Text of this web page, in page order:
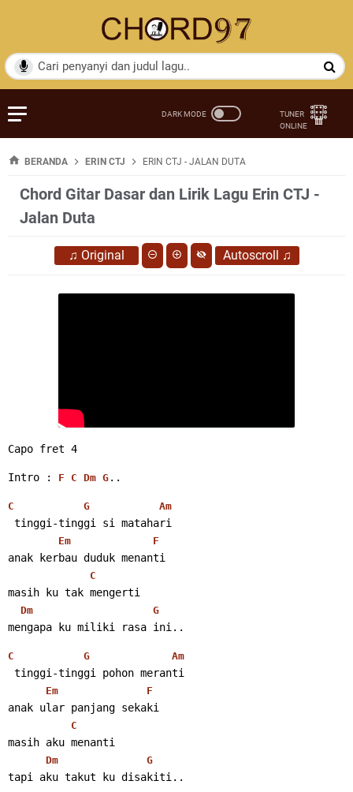
BERANDA ERIN CTJ ERIN CTJ - JALAN DUTA
Chord Gitar Dasar dan Lirik Lagu Erin CTJ -
Jalan Duta
♫ Original Autoscroll ♫
Capo fret 4
Intro : F C Dm G ..
C G Am
tinggi-tinggi si matahari
Em F
anak kerbau duduk menanti
C
masih ku tak mengerti
Dm G
mengapa ku miliki rasa ini..
C G Am
tinggi-tinggi pohon meranti
Em F
anak ular panjang sekaki
C
masih aku menanti
Dm G
tapi aku takut ku disakiti..